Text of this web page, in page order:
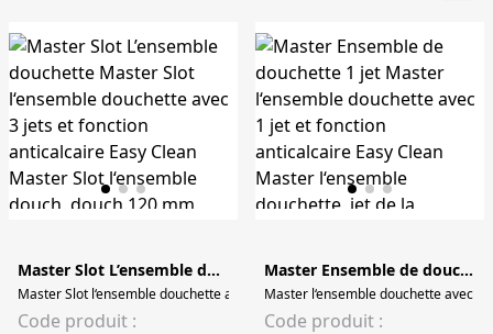
Master Slot L’ensemble douchette
Master Slot l‘ensemble douchette avec 3 jets et fonction anticalcaire Easy
Code produit :
Master Ensemble de douchette 1 jet
Master l‘ensemble douchette avec
Code produit :